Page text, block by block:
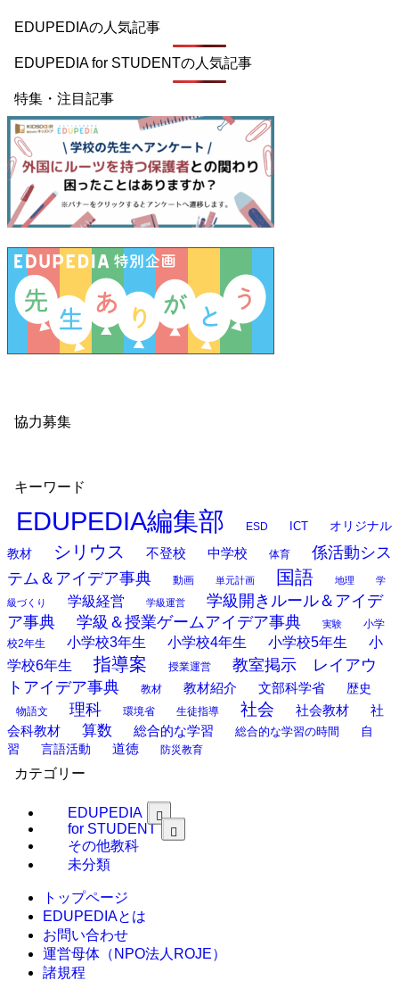
EDUPEDIAの人気記事
EDUPEDIA for STUDENTの人気記事
特集・注目記事
協力募集
キーワード
EDUPEDIA編集部 ESD ICT
オリジナル
教材
シリウス 不登校 中学校 体育
係活動シス
テム＆アイデア事典
動画 単元計画 国語 地理 学
級づくり 学級経営 学級運営
学級開きルール＆アイデ
ア事典
学級＆授業ゲームアイデア事典 実験
小学
校2年生
小学校3年生 小学校4年生 小学校5年生
小
学校6年生
指導案 授業運営
教室掲示 レイアウ
トアイデア事典
教材 教材紹介 文部科学省 歴史
物語文 理科 環境省 生徒指導 社会 社会教材
社
会科教材
算数 総合的な学習 総合的な学習の時間
自
習
言語活動 道徳 防災教育
カテゴリー
EDUPEDIA
for STUDENT
その他教科
未分類
トップページ
EDUPEDIAとは
お問い合わせ
運営母体（NPO法人ROJE）
諸規程